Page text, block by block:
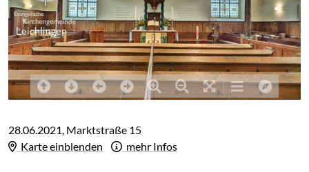
28.06.2021, Marktstraße 15
Karte einblenden
mehr Infos